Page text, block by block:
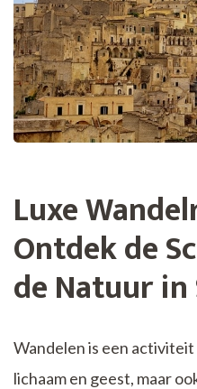
Luxe
Ontdek de
de Natuur
Wandelen is een
lichaam en geest, maar